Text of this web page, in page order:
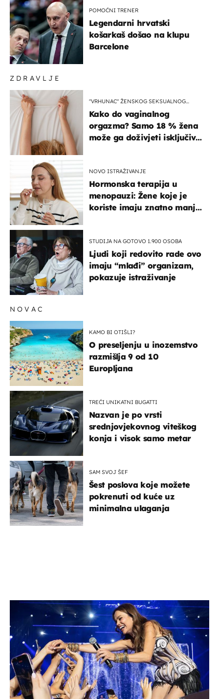
ZDRAVLJE
"VRHUNAC" ŽENSKOG SEKSUALNOG
Kako do vaginalnog
orgazma? Samo 18 % žena
može ga doživjeti isključivo
NOVO ISTRAŽIVANJE
Hormonska terapija u
menopauzi: Žene koje je
koriste imaju znatno manji
STUDIJA NA GOTOVO 1.900 OSOBA
Ljudi koji redovito rade ovo
imaju “mlađi” organizam,
pokazuje istraživanje
POMOĆNI TRENER
Legendarni hrvatski
košarkaš došao na klupu
Barcelone
NOVAC
KAMO BI OTIŠLI?
O preseljenju u inozemstvo
razmišlja 9 od 10
Europljana
TREĆI UNIKATNI BUGATTI
Nazvan je po vrsti
srednjovjekovnog viteškog
konja i visok samo metar
SAM SVOJ ŠEF
Šest poslova koje možete
pokrenuti od kuće uz
minimalna ulaganja